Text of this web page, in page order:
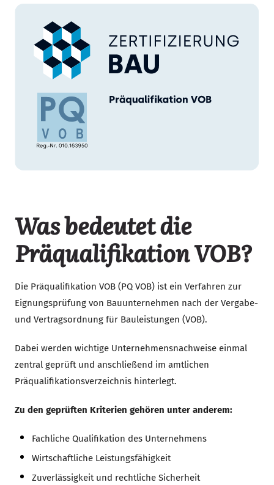
Was bedeutet die
Präqualifikation VOB?
Die Präqualifikation VOB (PQ VOB) ist ein Verfahren zur
Eignungsprüfung von Bauunternehmen nach der Vergabe-
und Vertragsordnung für Bauleistungen (VOB).
Dabei werden wichtige Unternehmensnachweise einmal
zentral geprüft und anschließend im amtlichen
Präqualifikationsverzeichnis hinterlegt.
Zu den geprüften Kriterien gehören unter anderem:
Fachliche Qualifikation des Unternehmens
Wirtschaftliche Leistungsfähigkeit
Zuverlässigkeit und rechtliche Sicherheit